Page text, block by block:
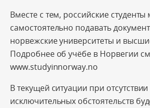
Вместе с тем, российские студенты
самостоятельно подавать
норвежские университеты и
Подробнее об учёбе в Норвегии
www.studyinnorway.no
В текущей ситуации при отсутствии
исключительных обстоятельств